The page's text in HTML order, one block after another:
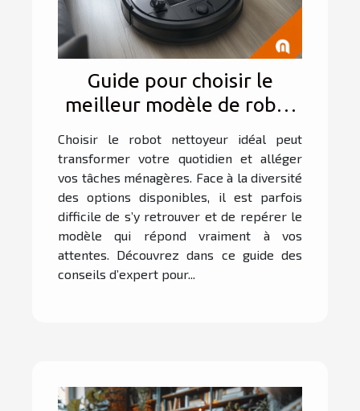
Guide pour choisir le
meilleur modèle de robot
nettoyeur en fonction de
vos besoins
Choisir le robot nettoyeur idéal peut
transformer votre quotidien et alléger
vos tâches ménagères. Face à la diversité
des options disponibles, il est parfois
difficile de s’y retrouver et de repérer le
modèle qui répond vraiment à vos
attentes. Découvrez dans ce guide des
conseils d’expert pour...